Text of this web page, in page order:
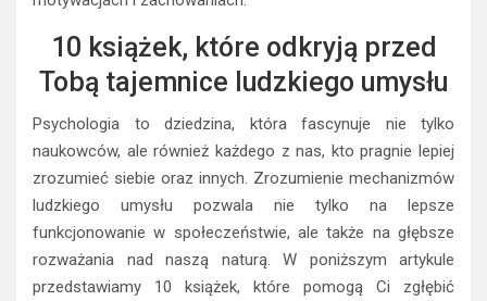
10 książek, które odkryją przed
Tobą tajemnice ludzkiego umysłu
Psychologia to dziedzina, która fascynuje nie tylko
naukowców, ale również każdego z nas, kto pragnie lepiej
zrozumieć siebie oraz innych. Zrozumienie mechanizmów
ludzkiego umysłu pozwala nie tylko na lepsze
funkcjonowanie w społeczeństwie, ale także na głębsze
rozważania nad naszą naturą. W poniższym artykule
przedstawiamy 10 książek, które pomogą Ci zgłębić